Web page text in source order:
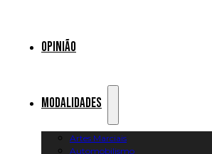
Opinião
Modalidades
Artes Marciais
Automobilismo